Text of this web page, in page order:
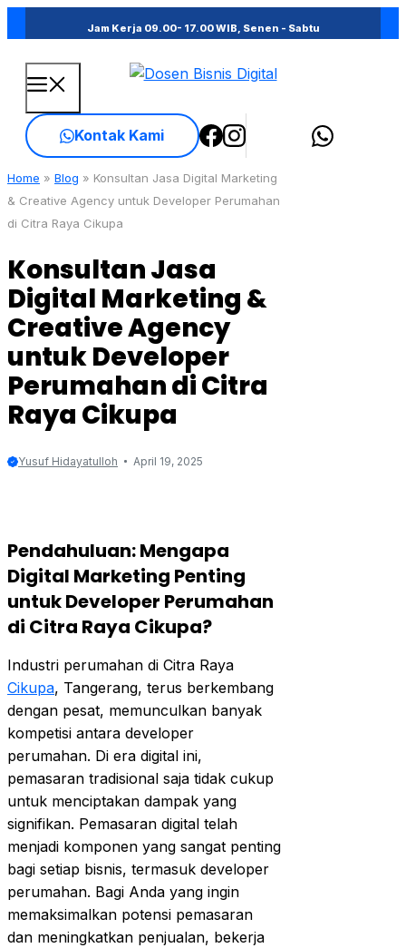
to
content
Jam Kerja 09.00- 17.00 WIB, Senen - Sabtu
Kontak Kami
Home » Blog » Konsultan Jasa Digital Marketing
& Creative Agency untuk Developer Perumahan
di Citra Raya Cikupa
Konsultan Jasa
Digital Marketing &
Creative Agency
untuk Developer
Perumahan di Citra
Raya Cikupa
Yusuf Hidayatulloh April 19, 2025
Pendahuluan: Mengapa
Digital Marketing Penting
untuk Developer Perumahan
di Citra Raya Cikupa?
Industri perumahan di Citra Raya
Cikupa, Tangerang, terus berkembang
dengan pesat, memunculkan banyak
kompetisi antara developer
perumahan. Di era digital ini,
pemasaran tradisional saja tidak cukup
untuk menciptakan dampak yang
signifikan. Pemasaran digital telah
menjadi komponen yang sangat penting
bagi setiap bisnis, termasuk developer
perumahan. Bagi Anda yang ingin
memaksimalkan potensi pemasaran
dan meningkatkan penjualan, bekerja